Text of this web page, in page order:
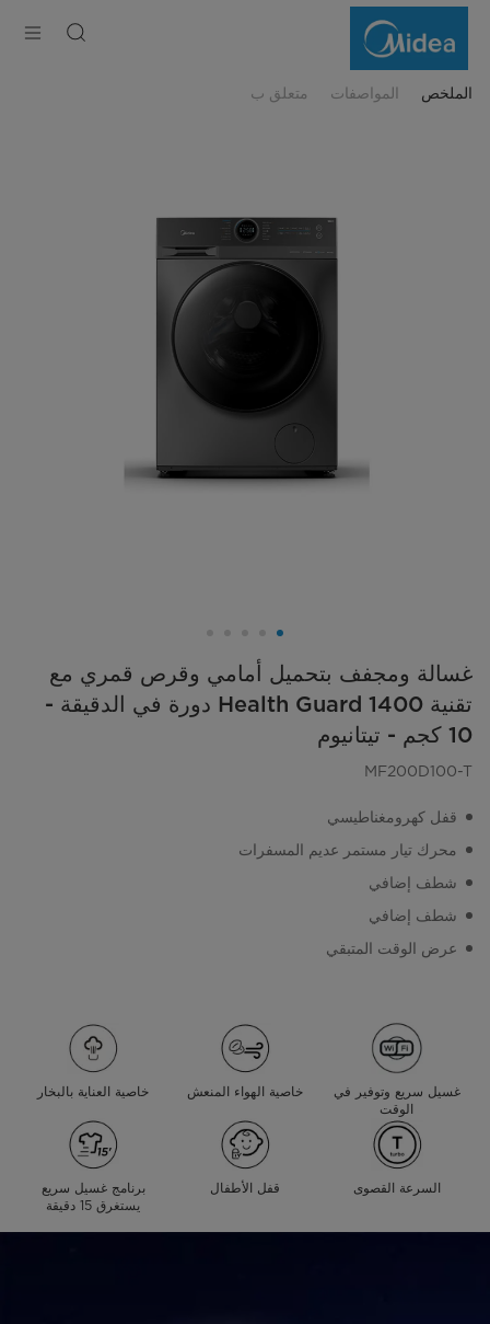
الملخص المواصفات متعلق ب
غسالة ومجفف بتحميل أمامي وقرص قمري مع
تقنية Health Guard 1400 دورة في الدقيقة -
10 كجم - تيتانيوم
MF200D100-T
قفل كهرومغناطيسي
محرك تيار مستمر عديم المسفرات
شطف إضافي
شطف إضافي
عرض الوقت المتبقي
غسيل سريع وتوفير في
الوقت
خاصية الهواء المنعش خاصية العناية بالبخار
السرعة القصوى قفل الأطفال
برنامج غسيل سريع
يستغرق 15 دقيقة